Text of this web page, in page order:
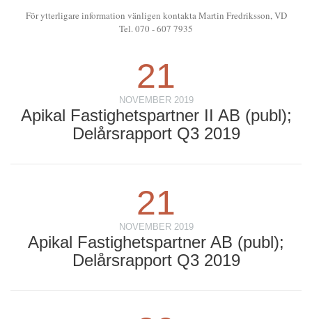
21
NOVEMBER 2019
Apikal Fastighetspartner II AB (publ);
Delårsrapport Q3 2019
21
NOVEMBER 2019
Apikal Fastighetspartner AB (publ);
Delårsrapport Q3 2019
För ytterligare information vänligen kontakta Martin Fredriksson, VD
Tel. 070 - 607 7935